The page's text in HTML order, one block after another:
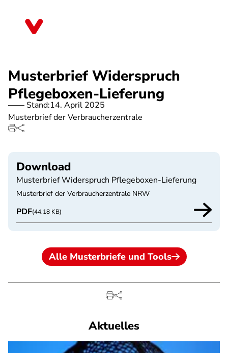
Musterbrief Widerspruch
Pflegeboxen-Lieferung
Stand:14. April 2025
Musterbrief der Verbraucherzentrale
Download
Musterbrief Widerspruch Pflegeboxen-Lieferung
Musterbrief der Verbraucherzentrale NRW
PDF(44.18 KB)
Alle Musterbriefe und Tools
Aktuelles